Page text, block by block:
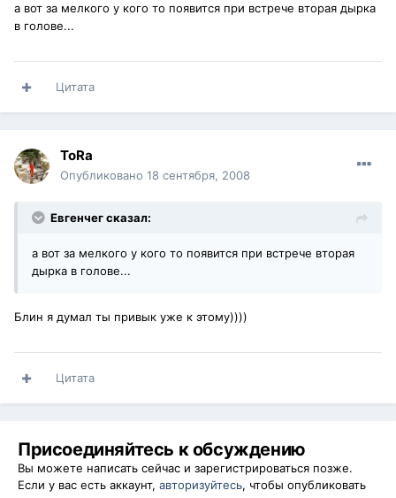
а вот за мелкого у кого то появится при встрече вторая дырка
в голове...
Цитата
ToRa
Опубликовано 18 сентября, 2008
Евгенчег сказал:
а вот за мелкого у кого то появится при встрече вторая
дырка в голове...
Блин я думал ты привык уже к этому))))
Цитата
Присоединяйтесь к обсуждению
Вы можете написать сейчас и зарегистрироваться позже.
Если у вас есть аккаунт, авторизуйтесь, чтобы опубликовать